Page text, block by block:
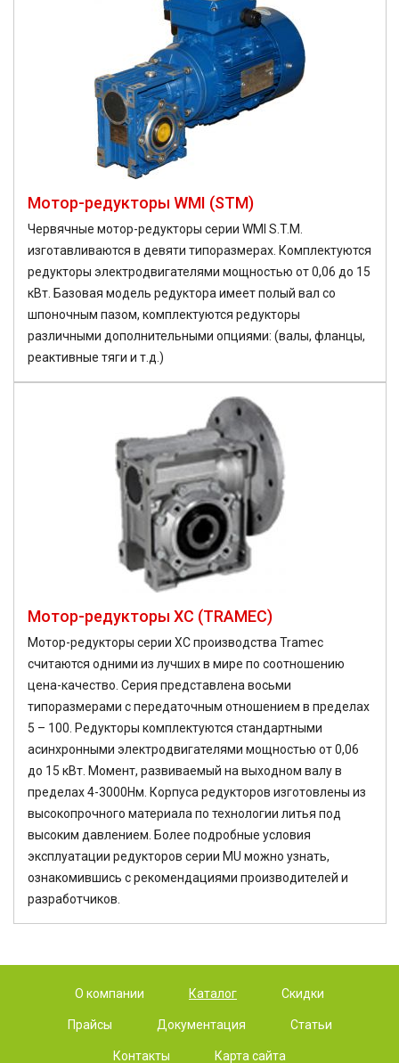
Мотор-редукторы WMI (STM)
Червячные мотор-редукторы серии WMI S.T.M.
изготавливаются в девяти типоразмерах. Комплектуются
редукторы электродвигателями мощностью от 0,06 до 15
кВт. Базовая модель редуктора имеет полый вал со
шпоночным пазом, комплектуются редукторы
различными дополнительными опциями: (валы, фланцы,
реактивные тяги и т.д.)
Мотор-редукторы XC (TRAMEC)
Мотор-редукторы серии XC производства Tramec
считаются одними из лучших в мире по соотношению
цена-качество. Серия представлена восьми
типоразмерами с передаточным отношением в пределах
5 – 100. Редукторы комплектуются стандартными
асинхронными электродвигателями мощностью от 0,06
до 15 кВт. Момент, развиваемый на выходном валу в
пределах 4-3000Нм. Корпуса редукторов изготовлены из
высокопрочного материала по технологии литья под
высоким давлением. Более подробные условия
эксплуатации редукторов серии MU можно узнать,
ознакомившись с рекомендациями производителей и
разработчиков.
О компании Каталог Скидки
Прайсы Документация Статьи
Контакты Карта сайта